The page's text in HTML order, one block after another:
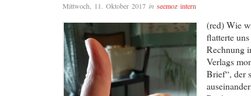
Mittwoch, 11. Oktober 2017 in seemoz intern
(red) Wie
flatterte
Rechnung
Verlags
Brief“, der